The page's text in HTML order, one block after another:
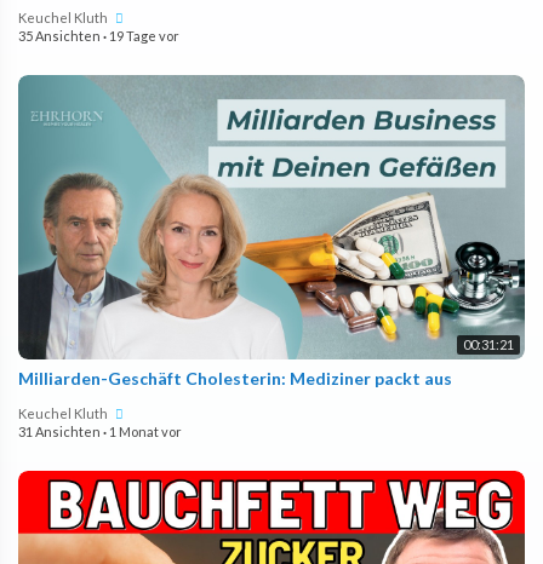
Keuchel Kluth
35 Ansichten · 19 Tage vor
00:31:21
Milliarden-Geschäft Cholesterin: Mediziner packt aus
Keuchel Kluth
31 Ansichten · 1 Monat vor